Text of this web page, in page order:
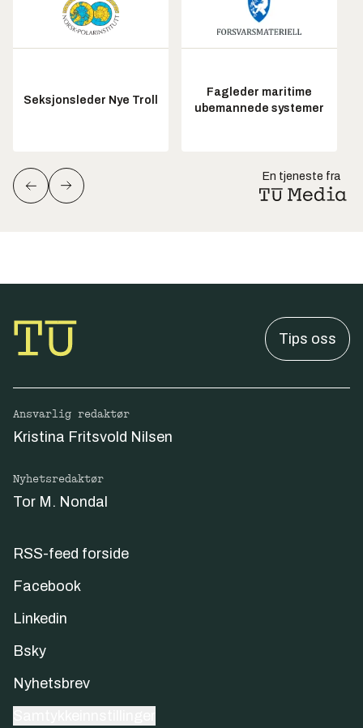
Seksjonsleder Nye Troll
Fagleder maritime
ubemannede systemer
En tjeneste fra
Tips oss
Ansvarlig redaktør
Kristina Fritsvold Nilsen
Nyhetsredaktør
Tor M. Nondal
RSS-feed forside
Facebook
Linkedin
Bsky
Nyhetsbrev